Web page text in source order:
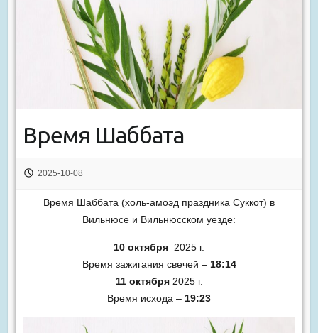
Время Шаббата
2025-10-08
Время Шаббата (холь-амоэд праздника Суккот) в
Вильнюсе и Вильнюсском уезде:
10 октября 2025 г.
Время зажигания свечей – 18:14
11 октября 2025 г.
Время исхода – 19:23